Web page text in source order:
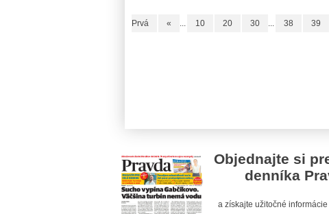
Prvá
« ... 10 20 30 ... 38 39
Objednajte si
denníka
a získajte užitočné